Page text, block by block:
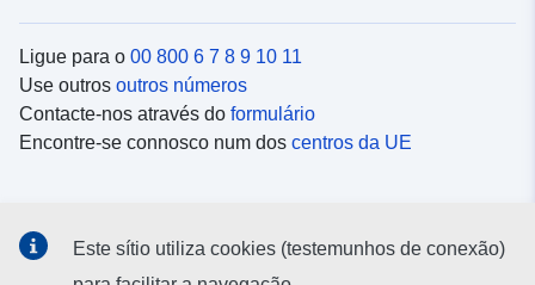
Ligue para o 00 800 6 7 8 9 10 11
Use outros outros números
Contacte-nos através do formulário
Encontre-se connosco num dos centros da UE
Este sítio utiliza cookies (testemunhos de conexão)